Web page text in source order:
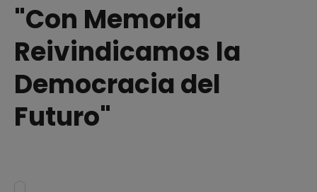
"Con Memoria
Reivindicamos la
Democracia del
Futuro"